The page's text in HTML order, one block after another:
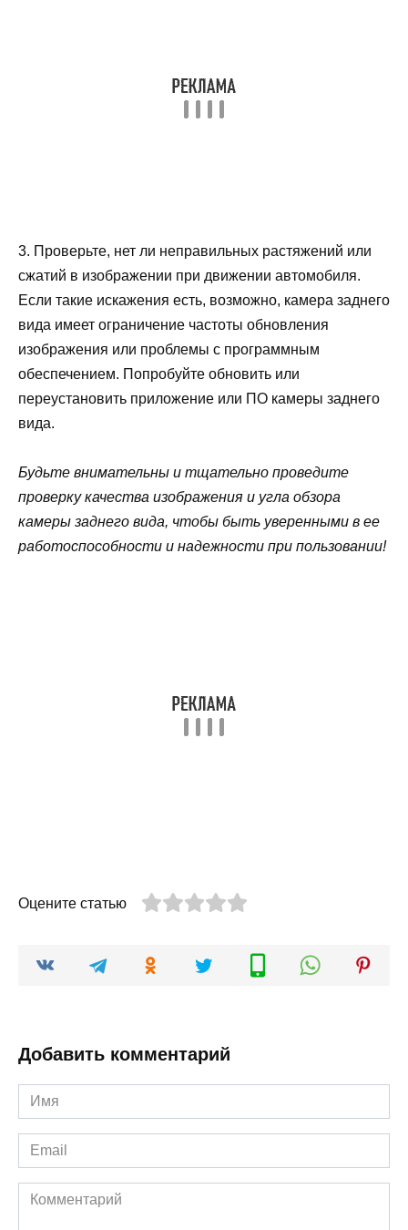
3. Проверьте, нет ли неправильных растяжений или
сжатий в изображении при движении автомобиля.
Если такие искажения есть, возможно, камера заднего
вида имеет ограничение частоты обновления
изображения или проблемы с программным
обеспечением. Попробуйте обновить или
переустановить приложение или ПО камеры заднего
вида.
Будьте внимательны и тщательно проведите
проверку качества изображения и угла обзора
камеры заднего вида, чтобы быть уверенными в ее
работоспособности и надежности при пользовании!
Оцените статью
Добавить комментарий
Имя
*
Email
*
Комментарий